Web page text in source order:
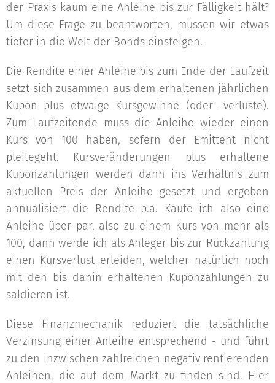
der Praxis kaum eine Anleihe bis zur Fälligkeit hält?
Um diese Frage zu beantworten, müssen wir etwas
tiefer in die Welt der Bonds einsteigen.
Die Rendite einer Anleihe bis zum Ende der Laufzeit
setzt sich zusammen aus dem erhaltenen jährlichen
Kupon plus etwaige Kursgewinne (oder -verluste).
Zum Laufzeitende muss die Anleihe wieder einen
Kurs von 100 haben, sofern der Emittent nicht
pleitegeht. Kursveränderungen plus erhaltene
Kuponzahlungen werden dann ins Verhältnis zum
aktuellen Preis der Anleihe gesetzt und ergeben
annualisiert die Rendite p.a. Kaufe ich also eine
Anleihe über par, also zu einem Kurs von mehr als
100, dann werde ich als Anleger bis zur Rückzahlung
einen Kursverlust erleiden, welcher natürlich noch
mit den bis dahin erhaltenen Kuponzahlungen zu
saldieren ist.
Diese Finanzmechanik reduziert die tatsächliche
Verzinsung einer Anleihe entsprechend - und führt
zu den inzwischen zahlreichen negativ rentierenden
Anleihen, die auf dem Markt zu finden sind. Hier